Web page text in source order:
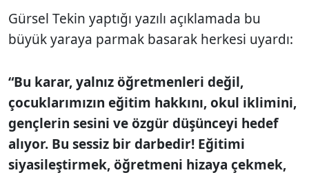
Gürsel Tekin yaptığı yazılı açıklamada bu
büyük yaraya parmak basarak herkesi uyardı:
“Bu karar, yalnız öğretmenleri değil,
çocuklarımızın eğitim hakkını, okul iklimini,
gençlerin sesini ve özgür düşünceyi hedef
alıyor. Bu sessiz bir darbedir! Eğitimi
siyasileştirmek, öğretmeni hizaya çekmek,